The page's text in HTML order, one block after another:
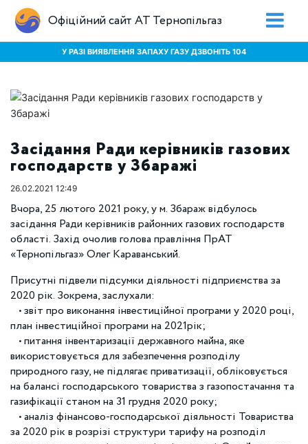
Офіційний сайт АТ Тернопільгаз
У РАЗІ ВИЯВЛЕННЯ ЗАПАХУ ГАЗУ ДЗВОНІТЬ 104
Засідання Ради керівників газових
господарств у Збаражі
26.02.2021 12:49
Вчора, 25 лютого 2021 року, у м. Збараж відбулось
засідання Ради керівників районних газових господарств
області. Захід очолив голова правління ПрАТ
«Тернопільгаз» Олег Караванський.
Присутні підвели підсумки діяльності підприємства за
2020 рік. Зокрема, заслухали:
• звіт про виконання інвестиційної програми у 2020 році,
план інвестиційної програми на 2021рік;
• питання інвентаризації державного майна, яке
використовується для забезпечення розподілу
природного газу, не підлягає приватизації, обліковується
на балансі господарського товариства з газопостачання та
газифікації станом на 31 грудня 2020 року;
• аналіз фінансово-господарської діяльності Товариства
за 2020 рік в розрізі структури тарифу на розподіл